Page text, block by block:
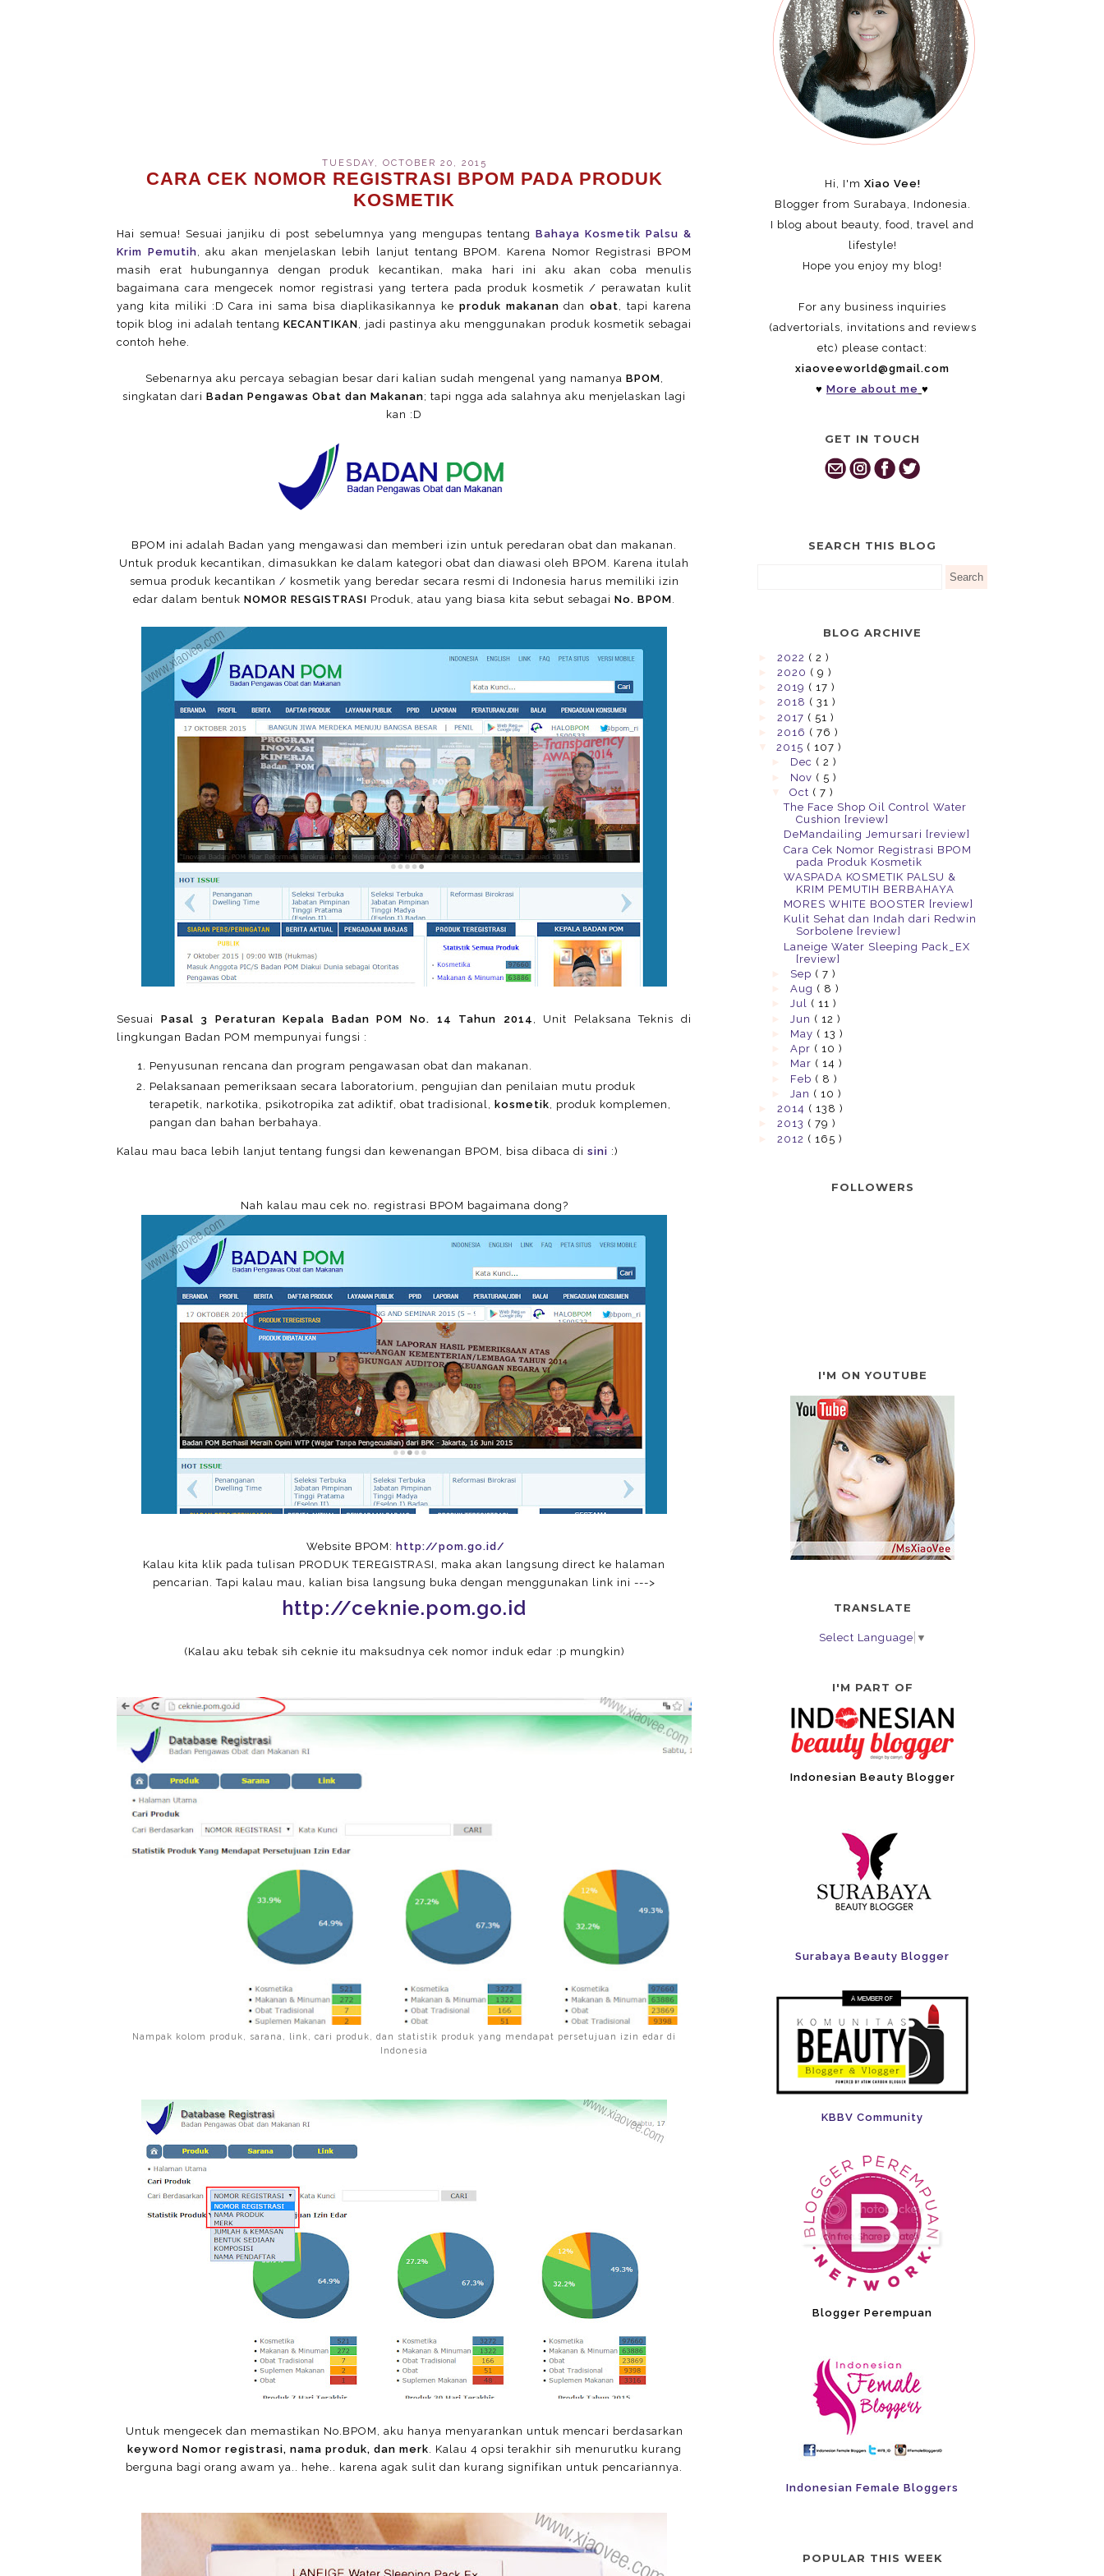
TUESDAY, OCTOBER 20, 2015
CARA CEK NOMOR REGISTRASI BPOM PADA PRODUK
KOSMETIK
Hai semua! Sesuai janjiku di post sebelumnya yang mengupas tentang Bahaya Kosmetik Palsu &
Krim Pemutih, aku akan menjelaskan lebih lanjut tentang BPOM. Karena Nomor Registrasi BPOM
masih erat hubungannya dengan produk kecantikan, maka hari ini aku akan coba menulis
bagaimana cara mengecek nomor registrasi yang tertera pada produk kosmetik / perawatan kulit
yang kita miliki :D Cara ini sama bisa diaplikasikannya ke produk makanan danobat, tapi karena
topik blog ini adalah tentangKECANTIKAN, jadi pastinya aku menggunakan produk kosmetik sebagai
contoh hehe.
Sebenarnya aku percaya sebagian besar dari kalian sudah mengenal yang namanya BPOM,
singkatan dari Badan Pengawas Obat dan Makanan; tapi ngga ada salahnya aku menjelaskan lagi
kan :D
BPOM ini adalah Badan yang mengawasi dan memberi izin untuk peredaran obat dan makanan.
Untuk produk kecantikan, dimasukkan ke dalam kategori obat dan diawasi oleh BPOM. Karena itulah
semua produk kecantikan / kosmetik yang beredar secara resmi di Indonesia harus memiliki izin
edar dalam bentuk NOMOR RESGISTRASI Produk, atau yang biasa kita sebut sebagai No. BPOM.
Sesuai Pasal 3 Peraturan Kepala Badan POM No. 14 Tahun 2014 , Unit Pelaksana Teknis di
lingkungan Badan POM mempunyai fungsi :
Penyusunan rencana dan program pengawasan obat dan makanan.
Pelaksanaan pemeriksaan secara laboratorium, pengujian dan penilaian mutu produk
terapetik, narkotika, psikotropika zat adiktif, obat tradisional, kosmetik, produk komplemen,
pangan dan bahan berbahaya.
Kalau mau baca lebih lanjut tentang fungsi dan kewenangan BPOM, bisa dibaca di sini :)
Nah kalau mau cek no. registrasi BPOM bagaimana dong?
Website BPOM: http://pom.go.id/
Kalau kita klik pada tulisan PRODUK TEREGISTRASI, maka akan langsung direct ke halaman
pencarian. Tapi kalau mau, kalian bisa langsung buka dengan menggunakan link ini --->
http://ceknie.pom.go.id
(Kalau aku tebak sih ceknie itu maksudnya cek nomor induk edar :p mungkin)
Nampak kolom produk, sarana, link, cari produk, dan statistik produk yang mendapat persetujuan izin edar di
Indonesia
Untuk mengecek dan memastikan No.BPOM, aku hanya menyarankan untuk mencari berdasarkan
keyword Nomor registrasi, nama produk, dan merk . Kalau 4 opsi terakhir sih menurutku kurang
berguna bagi orang awam ya.. hehe.. karena agak sulit dan kurang signifikan untuk pencariannya.
Hi, I'm Xiao Vee!
Blogger from Surabaya, Indonesia.
I blog about beauty, food, travel and
lifestyle!
Hope you enjoy my blog!
For any business inquiries
(advertorials, invitations and reviews
etc) please contact:
xiaoveeworld@gmail.com
♥ More about me ♥
GET IN TOUCH
SEARCH THIS BLOG
BLOG ARCHIVE
2022 ( 2 )
2020 ( 9 )
2019 ( 17 )
2018 ( 31 )
2017 ( 51 )
2016 ( 76 )
2015 ( 107 )
Dec ( 2 )
Nov ( 5 )
Oct ( 7 )
The Face Shop Oil Control Water
Cushion [review]
DeMandailing Jemursari [review]
Cara Cek Nomor Registrasi BPOM
pada Produk Kosmetik
WASPADA KOSMETIK PALSU &
KRIM PEMUTIH BERBAHAYA
MORES WHITE BOOSTER [review]
Kulit Sehat dan Indah dari Redwin
Sorbolene [review]
Laneige Water Sleeping Pack_EX
[review]
Sep ( 7 )
Aug ( 8 )
Jul ( 11 )
Jun ( 12 )
May ( 13 )
Apr ( 10 )
Mar ( 14 )
Feb ( 8 )
Jan ( 10 )
2014 ( 138 )
2013 ( 79 )
2012 ( 165 )
FOLLOWERS
I'M ON YOUTUBE
TRANSLATE
Select Language ▼
I'M PART OF
Indonesian Beauty Blogger
Surabaya Beauty Blogger
KBBV Community
Blogger Perempuan
Indonesian Female Bloggers
POPULAR THIS WEEK